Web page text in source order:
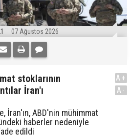
07 Ağustos 2026
stoklarının
İran'ı
İran'ın, ABD'nin mühimmat
haberler nedeniyle
edildi
A+
A-